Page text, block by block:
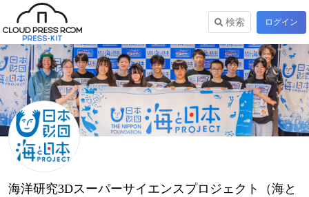
検索 ログイン
海洋研究3Dスーパーサイエンスプロジェクト（海と